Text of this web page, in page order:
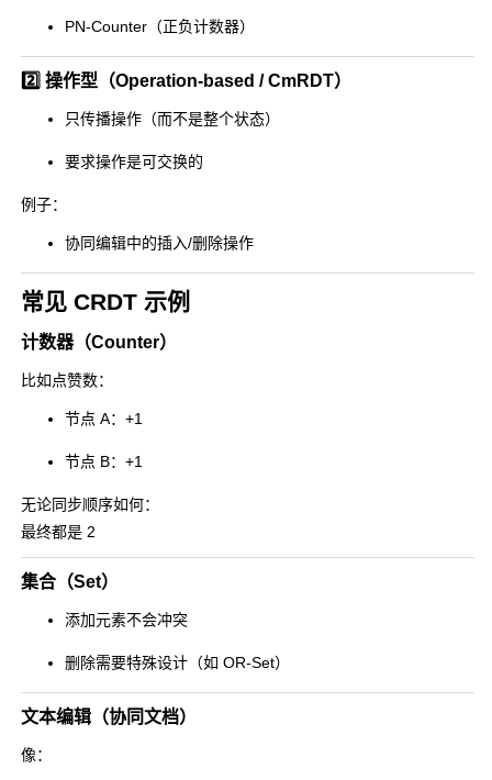
PN-Counter（正负计数器）
2️⃣ 操作型（Operation-based / CmRDT）
只传播操作（而不是整个状态）
要求操作是可交换的
例子：
协同编辑中的插入/删除操作
常见 CRDT 示例
计数器（Counter）
比如点赞数：
节点 A：+1
节点 B：+1
无论同步顺序如何：
最终都是 2
集合（Set）
添加元素不会冲突
删除需要特殊设计（如 OR-Set）
文本编辑（协同文档）
像：